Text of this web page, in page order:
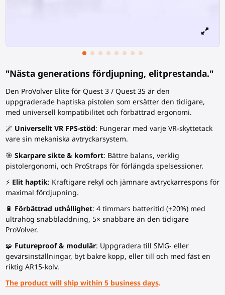
"Nästa generations fördjupning, elitprestanda."
Den ProVolver Elite för Quest 3 / Quest 3S är den
uppgraderade haptiska pistolen som ersätter den tidigare,
med universell kompatibilitet och förbättrad ergonomi.
🌌 Universellt VR FPS-stöd: Fungerar med varje VR-skyttetack
vare sin mekaniska avtryckarsystem.
🎯 Skarpare sikte & komfort: Bättre balans, verklig
pistolergonomi, och ProStraps för förlängda spelsessioner.
⚡ Elit haptik: Kraftigare rekyl och jämnare avtryckarrespons för
maximal fördjupning.
🔋 Förbättrad uthållighet: 4 timmars batteritid (+20%) med
ultrahög snabbladdning, 5× snabbare än den tidigare
ProVolver.
🧩 Futureproof & modulär: Uppgradera till SMG- eller
gevärsinställningar, byt bakre kopp, eller till och med fäst en
riktig AR15-kolv.
The product will ship within 5 business days.